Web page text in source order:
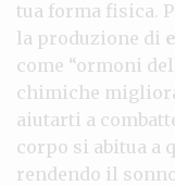
tua forma fisica.
la produzione di
come “ormoni
chimiche
aiutarti a
corpo si abitua a
rendendo il